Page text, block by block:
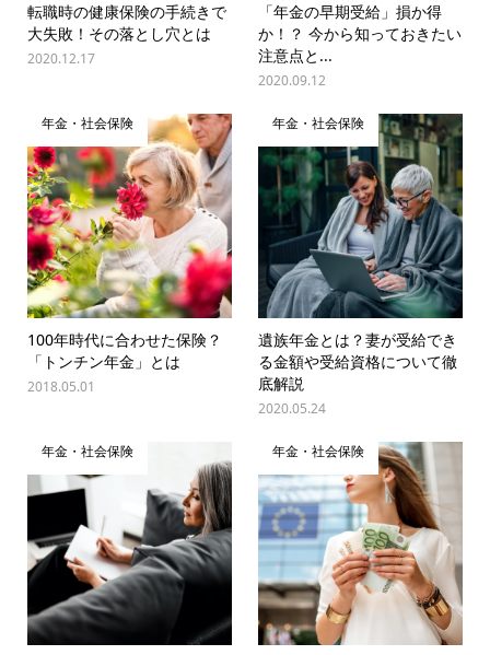
転職時の健康保険の手続きで
大失敗！その落とし穴とは
2020.12.17
「年金の早期受給」損か得
か！？ 今から知っておきたい
注意点と...
2020.09.12
年金・社会保険
100年時代に合わせた保険？
「トンチン年金」とは
2018.05.01
年金・社会保険
遺族年金とは？妻が受給でき
る金額や受給資格について徹
底解説
2020.05.24
年金・社会保険 年金・社会保険